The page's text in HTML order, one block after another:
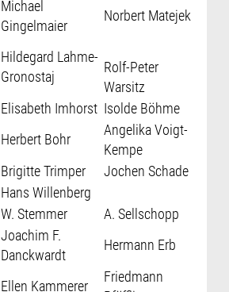
Michael
Gingelmaier
Norbert Matejek
Hildegard Lahme-
Gronostaj
Rolf-Peter
Warsitz
Elisabeth Imhorst
Isolde Böhme
Herbert Bohr
Angelika Voigt-
Kempe
Brigitte Trimper
Jochen Schade
Hans Willenberg
W. Stemmer
A. Sellschopp
Joachim F.
Danckwardt
Hermann Erb
Ellen Kammerer
Friedmann